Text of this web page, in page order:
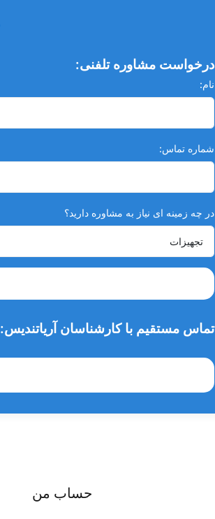
درخواست مشاوره تلفنی:
نام:
شماره تماس:
در چه زمینه ای نیاز به مشاوره دارید؟
تماس مستقیم با کارشناسان آریاتندیس:
حساب من